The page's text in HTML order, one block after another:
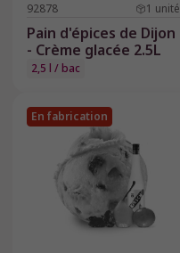
92878 1 unité
Pain d'épices de Dijon
- Crème glacée 2.5L
2,5 l / bac
En fabrication